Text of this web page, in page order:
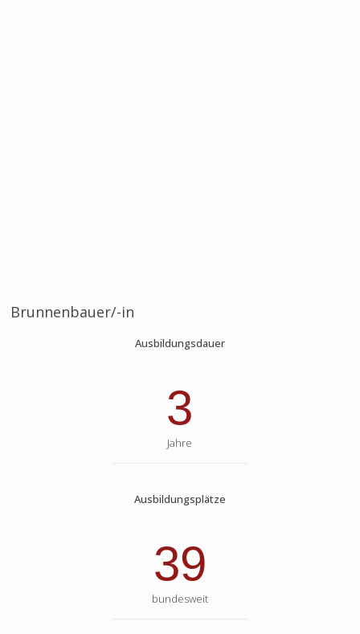
Brunnenbauer/-in
Ausbildungsdauer
3
Jahre
Ausbildungsplätze
39
bundesweit